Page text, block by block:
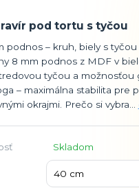
pod tortu s tyčou
podnos – kruh, biely s tyčou
8 mm podnos z MDF v
tyčou a možnosťou
– maximálna stabilita pre
okrajmi. Prečo si vybra...
Skladom